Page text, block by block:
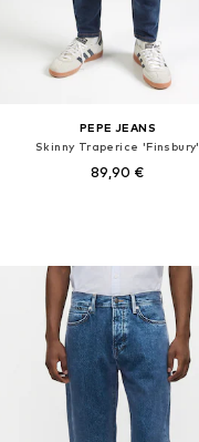
PEPE JEANS
Skinny Traperice 'Finsbury'
89,90 €